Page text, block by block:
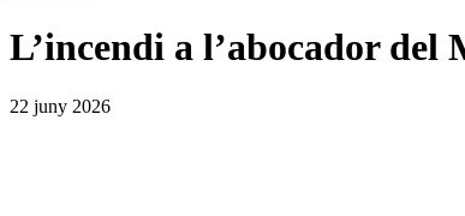
L’incendi a l’abocador del
22 juny 2026